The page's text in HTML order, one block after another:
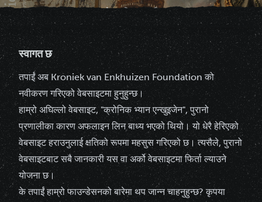
एन्खुइजेन शहरको लागि एक ऐतिहासिक दस्तावेज
स्वागत छ
तपाईं अब Kroniek van Enkhuizen Foundation को
नवीकरण गरिएको वेबसाइटमा हुनुहुन्छ।
हाम्रो अघिल्लो वेबसाइट, "क्रोनिक भ्यान एन्खुइजेन", पुरानो
प्रणालीका कारण अफलाइन लिन बाध्य भएको थियो। यो धेरै हेरिएको
वेबसाइट हराउनुलाई क्षतिको रूपमा महसुस गरिएको छ। त्यसैले, पुरानो
वेबसाइटबाट सबै जानकारी यस वा अर्को वेबसाइटमा फिर्ता ल्याउने
योजना छ।
के तपाईं हाम्रो फाउन्डेसनको बारेमा थप जान्न चाहनुहुन्छ? कृपया